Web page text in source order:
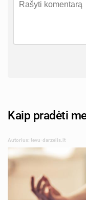
Kaip pradėti
Autorius: tevu-darzelis.lt